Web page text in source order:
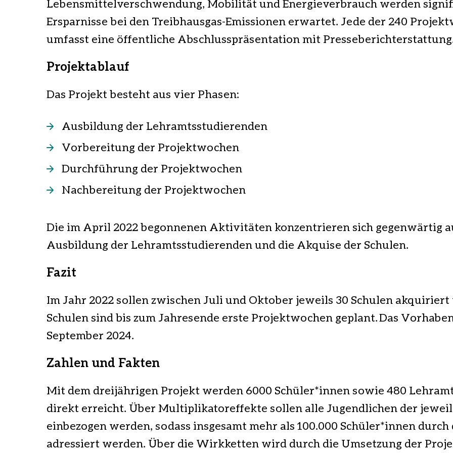
Lebensmittelverschwendung, Mobilität und Energieverbrauch werden
Ersparnisse bei den Treibhausgas-Emissionen erwartet. Jede der 240
umfasst eine öffentliche Abschlusspräsentation mit
Projektablauf
Das Projekt besteht aus vier Phasen:
Ausbildung der Lehramtsstudierenden
Vorbereitung der Projektwochen
Durchführung der Projektwochen
Nachbereitung der Projektwochen
Die im April 2022 begonnenen Aktivitäten konzentrieren sich gegenwärtig
Ausbildung der Lehramtsstudierenden und die Akquise der Schulen.
Fazit
Im Jahr 2022 sollen zwischen Juli und Oktober jeweils 30 Schulen
Schulen sind bis zum Jahresende erste Projektwochen geplant.Das
September 2024.
Zahlen und Fakten
Mit dem dreijährigen Projekt werden 6000 Schüler*innen sowie 480
direkt erreicht. Über Multiplikatoreffekte sollen alle Jugendlichen der
einbezogen werden, sodass insgesamt mehr als 100.000 Schüler*innen
adressiert werden. Über die Wirkketten wird durch die Umsetzung der